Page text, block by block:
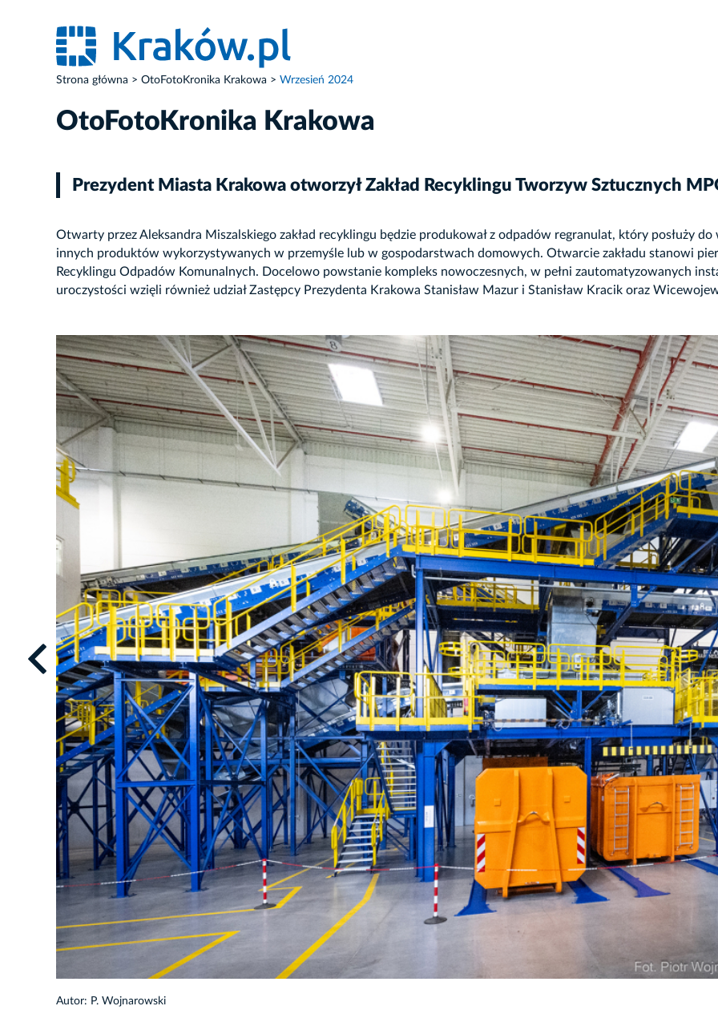
Strona główna OtoFotoKronika Krakowa Wrzesień 2024
OtoFotoKronika Krakowa
Prezydent Miasta Krakowa otworzył Zakład Recyklingu Tworzyw Sztucznych
Otwarty przez Aleksandra Miszalskiego zakład recyklingu będzie produkował z odpadów regranulat, który posłuży
innych produktów wykorzystywanych w przemyśle lub w gospodarstwach domowych. Otwarcie zakładu stanowi
Recyklingu Odpadów Komunalnych. Docelowo powstanie kompleks nowoczesnych, w pełni zautomatyzowanych
uroczystości wzięli również udział Zastępcy Prezydenta Krakowa Stanisław Mazur i Stanisław Kracik oraz
Autor: P. Wojnarowski